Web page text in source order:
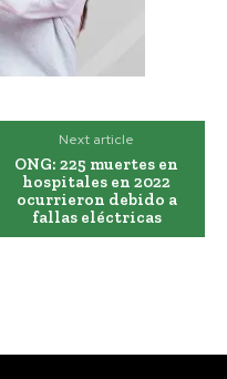
Next article
ONG: 225 muertes en
hospitales en 2022
ocurrieron debido a
fallas eléctricas